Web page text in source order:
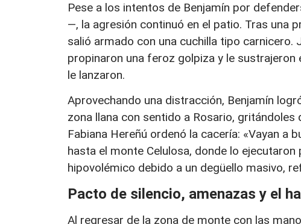
Pese a los intentos de Benjamín por
—, la agresión continuó en el patio. Tras una
salió armado con una cuchilla tipo carnicero.
propinaron una feroz golpiza y le sustrajeron
le lanzaron.
Aprovechando una distracción, Benjamín
zona llana con sentido a Rosario,
Fabiana Hereñú ordenó la cacería: «Vayan
hasta el monte Celulosa, donde lo
hipovolémico debido a un degüello masivo,
Pacto de silencio, amenazas y el
Al regresar de la zona de monte con las